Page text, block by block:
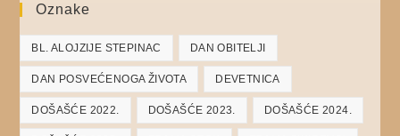
Oznake
BL. ALOJZIJE STEPINAC DAN OBITELJI
DAN POSVEĆENOGA ŽIVOTA DEVETNICA
DOŠAŠĆE 2022. DOŠAŠĆE 2023. DOŠAŠĆE 2024.